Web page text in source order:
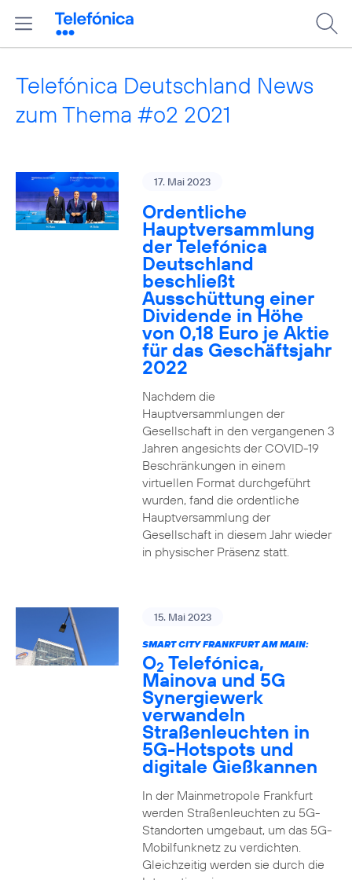
Telefónica Deutschland News
zum Thema #o2 2021
17. Mai 2023
Ordentliche
Hauptversammlung
der Telefónica
Deutschland
beschließt
Ausschüttung einer
Dividende in Höhe
von 0,18 Euro je Aktie
für das Geschäftsjahr
2022
Nachdem die
Hauptversammlungen der
Gesellschaft in den vergangenen 3
Jahren angesichts der COVID-19
Beschränkungen in einem
virtuellen Format durchgeführt
wurden, fand die ordentliche
Hauptversammlung der
Gesellschaft in diesem Jahr wieder
in physischer Präsenz statt.
15. Mai 2023
SMART CITY FRANKFURT AM MAIN:
O2 Telefónica,
Mainova und 5G
Synergiewerk
verwandeln
Straßenleuchten in
5G-Hotspots und
digitale Gießkannen
In der Mainmetropole Frankfurt
werden Straßenleuchten zu 5G-
Standorten umgebaut, um das 5G-
Mobilfunknetz zu verdichten.
Gleichzeitig werden sie durch die